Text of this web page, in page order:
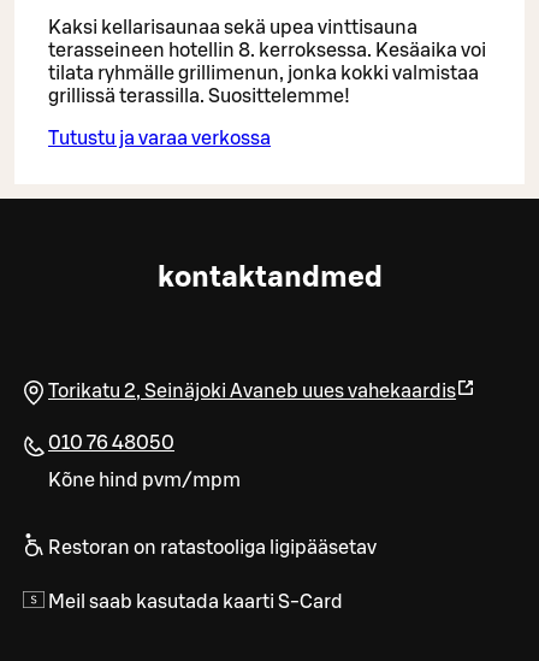
Kaksi kellarisaunaa sekä upea vinttisauna
terasseineen hotellin 8. kerroksessa. Kesäaika voi
tilata ryhmälle grillimenun, jonka kokki valmistaa
grillissä terassilla. Suosittelemme!
Tutustu ja varaa verkossa
kontaktandmed
Torikatu 2, Seinäjoki Avaneb uues vahekaardis
010 76 48050
Kõne hind pvm/mpm
Restoran on ratastooliga ligipääsetav
Meil saab kasutada kaarti S-Card